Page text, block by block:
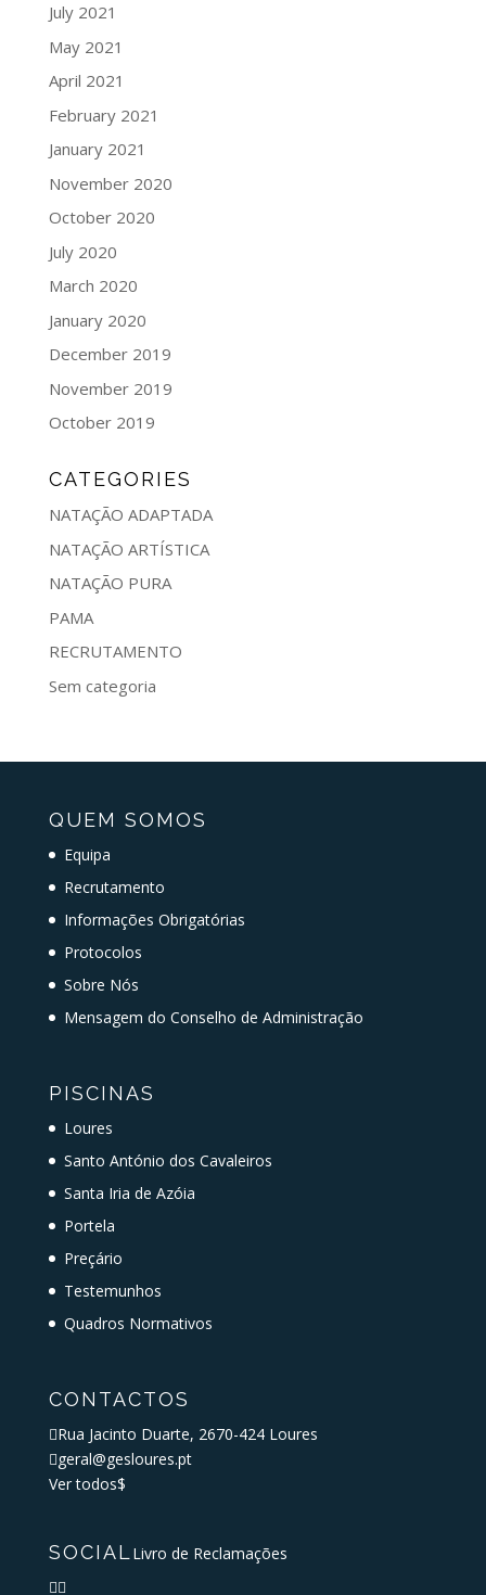
July 2021
May 2021
April 2021
February 2021
January 2021
November 2020
October 2020
July 2020
March 2020
January 2020
December 2019
November 2019
October 2019
CATEGORIES
NATAÇÃO ADAPTADA
NATAÇÃO ARTÍSTICA
NATAÇÃO PURA
PAMA
RECRUTAMENTO
Sem categoria
QUEM SOMOS
Equipa
Recrutamento
Informações Obrigatórias
Protocolos
Sobre Nós
Mensagem do Conselho de Administração
PISCINAS
Loures
Santo António dos Cavaleiros
Santa Iria de Azóia
Portela
Preçário
Testemunhos
Quadros Normativos
CONTACTOS
Rua Jacinto Duarte, 2670-424 Loures
geral@gesloures.pt
Ver todos$
SOCIAL

Livro de Reclamações